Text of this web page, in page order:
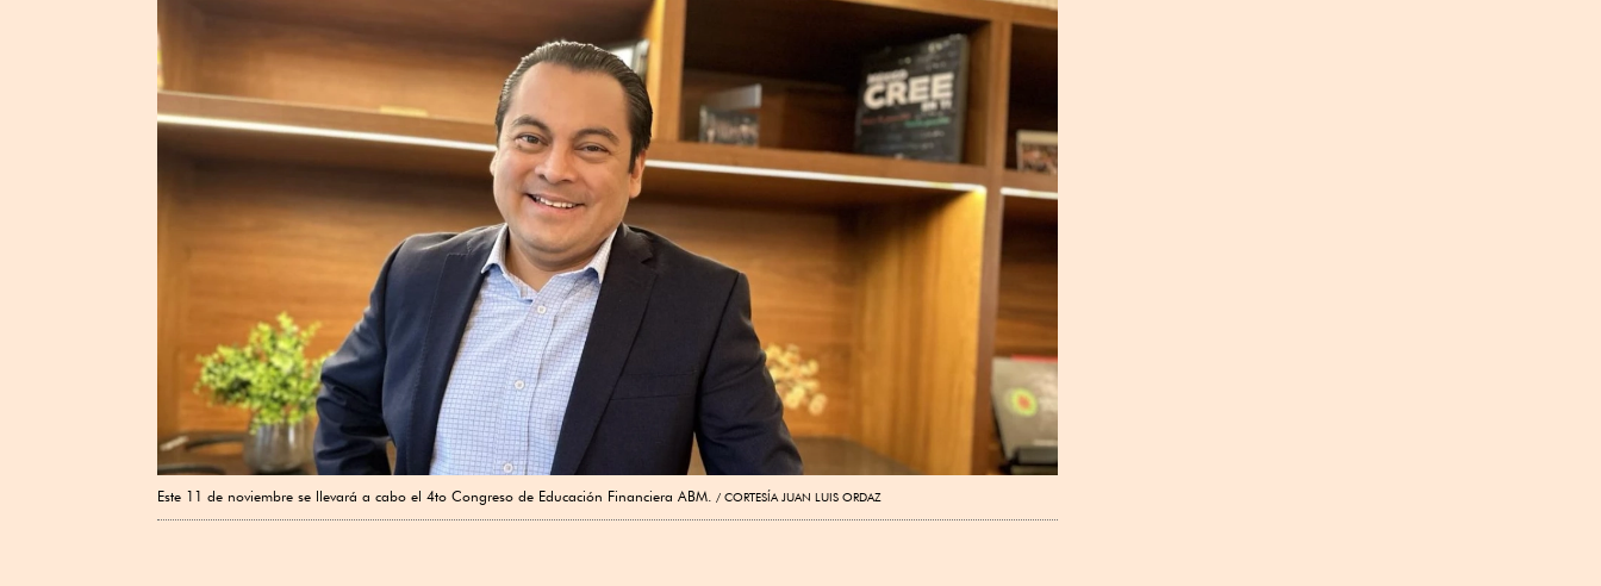
Este 11 de noviembre se llevará a cabo el 4to Congreso de Educación Financiera ABM. CORTESÍA JUAN LUIS ORDAZ